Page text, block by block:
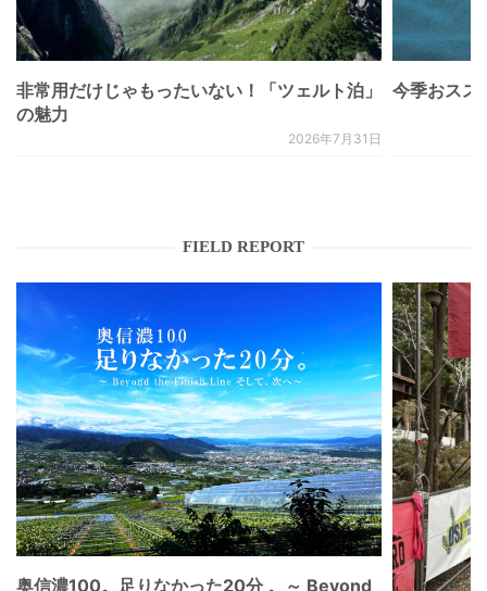
非常用だけじゃもったいない！「ツェルト泊」
の魅力
2026年7月31日
今季おスス
FIELD REPORT
奥信濃100。足りなかった20分 。～ Beyond